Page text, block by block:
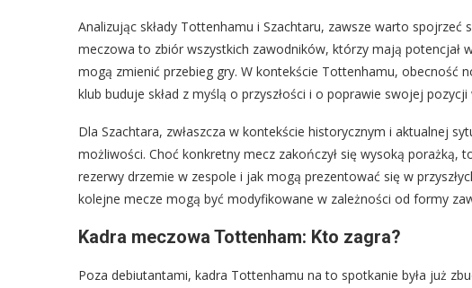
Analizując składy Tottenhamu i Szachtaru, zawsze warto
meczowa to zbiór wszystkich zawodników, którzy mają potencjał
mogą zmienić przebieg gry. W kontekście Tottenhamu, obecność
klub buduje skład z myślą o przyszłości i o poprawie swojej
Dla Szachtara, zwłaszcza w kontekście historycznym i aktualnej
możliwości. Choć konkretny mecz zakończył się wysoką porażką,
rezerwy drzemie w zespole i jak mogą prezentować się w
kolejne mecze mogą być modyfikowane w zależności od formy
Kadra meczowa Tottenham: Kto zagra?
Poza debiutantami, kadra Tottenhamu na to spotkanie była już